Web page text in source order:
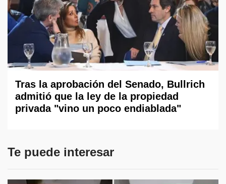
Tras la aprobación del Senado, Bullrich
admitió que la ley de la propiedad
privada "vino un poco endiablada"
Te puede interesar